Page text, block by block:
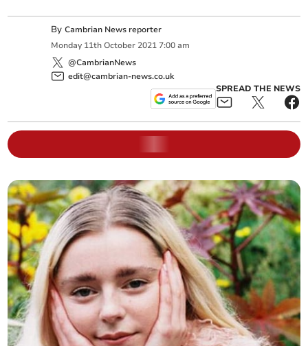
ByCambrian News reporter
Monday 11th October 2021 7:00 am
@CambrianNews
edit@cambrian-news.co.uk
SPREAD THE NEWS